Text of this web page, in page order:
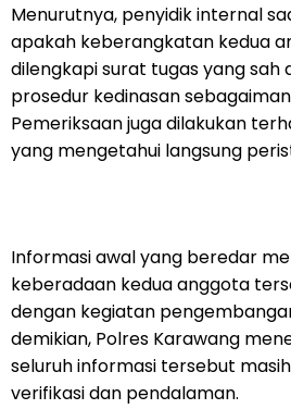
Menurutnya, penyidik internal
apakah keberangkatan kedua
dilengkapi surat tugas yang sah
prosedur kedinasan
Pemeriksaan juga dilakukan
yang mengetahui langsung
Informasi awal yang beredar
keberadaan kedua anggota
dengan kegiatan
demikian, Polres Karawang
seluruh informasi tersebut
verifikasi dan pendalaman.